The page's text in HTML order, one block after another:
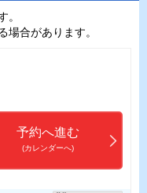
。
場合があります。
予約へ進む
(カレンダーへ)